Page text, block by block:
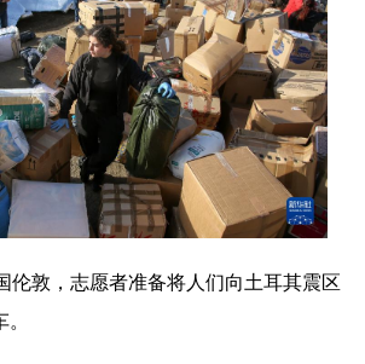
书画 健康 军事
视频 图片 政务
中央文件 金融 汽车
人居 信息化 数字经济
敦，志愿者准备将人们向土耳其震区